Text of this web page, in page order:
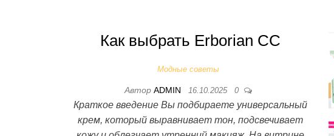
Как выбрать Erborian CC
Модные советы
Автор ADMIN 16.10.2025 0
Краткое введение Вы подбираете универсальный
крем, который выравнивает тон, подсвечивает